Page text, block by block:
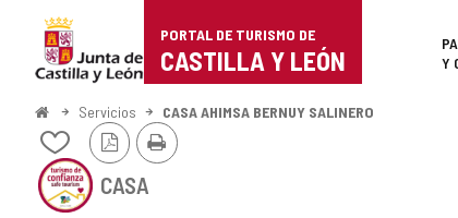
Portal
de
Turismo
Castilla
PORTAL DE TURISMO DE
CASTILLA Y LEÓN
Y
InicioServicios CASA AHIMSA BERNUY SALINERO
Añadir/quitar
de
mis
cuadernos
Versión
PDF
Imprimir
CASA
Este
establecimiento